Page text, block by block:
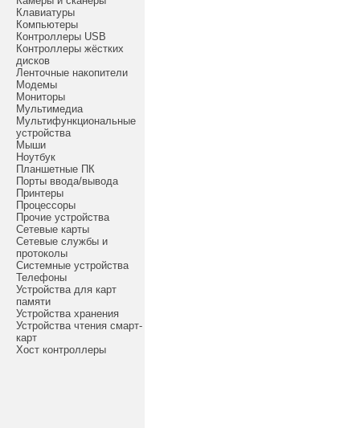
Клавиатуры
Компьютеры
Контроллеры USB
Контроллеры жёстких
дисков
Ленточные накопители
Модемы
Мониторы
Мультимедиа
Мультифункциональные
устройства
Мыши
Ноутбук
Планшетные ПК
Порты ввода/вывода
Принтеры
Процессоры
Прочие устройства
Сетевые карты
Сетевые службы и
протоколы
Системные устройства
Телефоны
Устройства для карт
памяти
Устройства хранения
Устройства чтения смарт-
карт
Хост контроллеры